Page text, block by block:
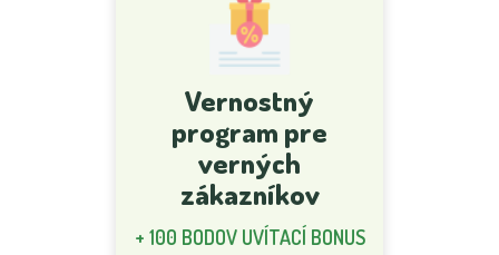
Vernostný
program pre
verných
zákazníkov
+ 100 BODOV UVÍTACÍ BONUS